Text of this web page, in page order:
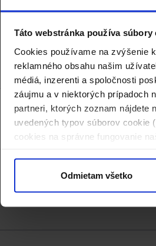
Táto webstránka používa súbory
Cookies používame na zvýšenie
reklamného obsahu našim
médiá, inzerenti a spoločnosti
záujmu a v niektorých prípadoch
partneri, ktorých zoznam nájdete
uvedených typov súborov cookie
cookies na správne fungovanie
Odmietam všetko
Panel nad 110 cm